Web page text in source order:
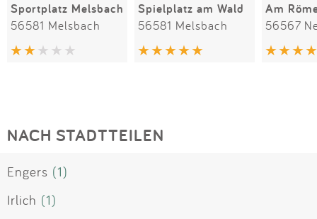
Sportplatz Melsbach
56581 Melsbach
Spielplatz am Wald
56581 Melsbach
Am
56567
NACH STADTTEILEN
Engers (1)
Irlich (1)